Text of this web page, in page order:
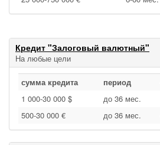
Кредит "Залоговый валютный"
На любые цели
сумма кредита период
1 000‑30 000 $
до 36 мес.
500‑30 000 €
до 36 мес.